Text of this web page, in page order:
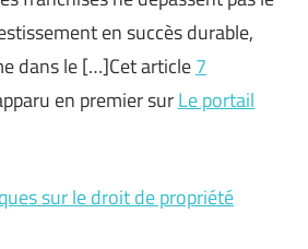
en succès durable,
dans le […]Cet article7
en premier surLe portail
sur le droit de propriété